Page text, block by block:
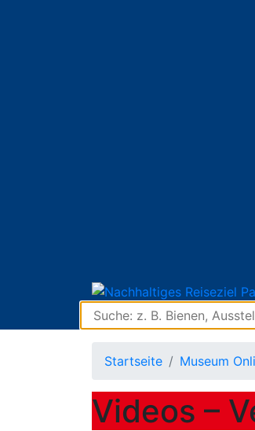
Startseite Museum
Videos –